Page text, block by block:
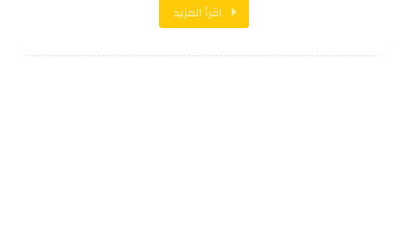
اقرأ المزيد